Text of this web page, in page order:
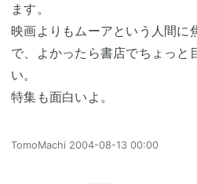
ます。
映画よりもムーアという人間に
で、よかったら書店でちょっと
い。
特集も面白いよ。
TomoMachi 2004-08-13 00:00